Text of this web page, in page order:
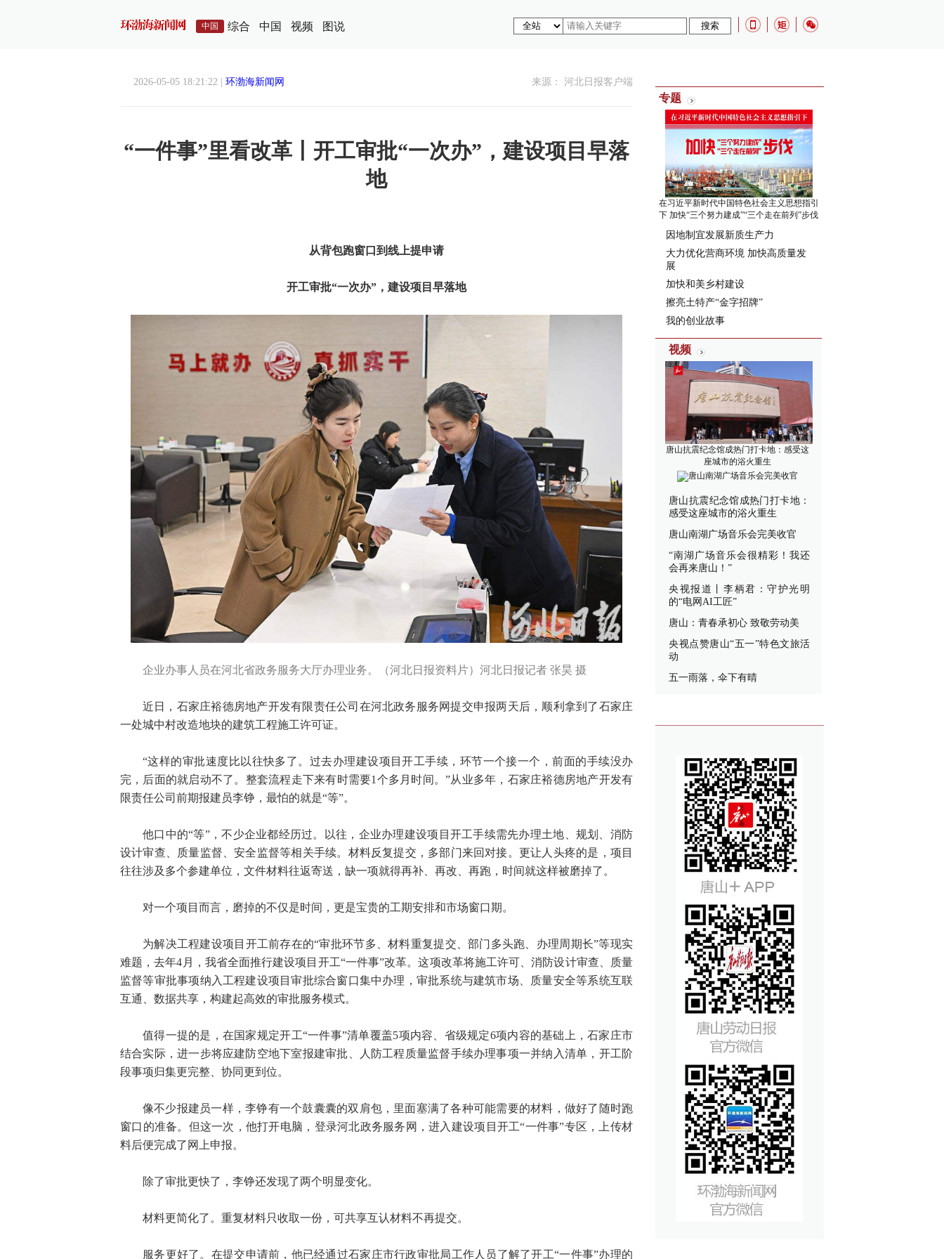
中国 综合 中国 视频 图说
2026-05-05 18:21:22 | 环渤海新闻网 来源： 河北日报客户端
“一件事”里看改革丨开工审批“一次办”，建设项目早落
地
从背包跑窗口到线上提申请
开工审批“一次办”，建设项目早落地
企业办事人员在河北省政务服务大厅办理业务。（河北日报资料片）河北日报记者 张昊 摄
近日，石家庄裕德房地产开发有限责任公司在河北政务服务网提交申报两天后，顺利拿到了石家庄
一处城中村改造地块的建筑工程施工许可证。
“这样的审批速度比以往快多了。过去办理建设项目开工手续，环节一个接一个，前面的手续没办
完，后面的就启动不了。整套流程走下来有时需要1个多月时间。”从业多年，石家庄裕德房地产开发有
限责任公司前期报建员李铮，最怕的就是“等”。
他口中的“等”，不少企业都经历过。以往，企业办理建设项目开工手续需先办理土地、规划、消防
设计审查、质量监督、安全监督等相关手续。材料反复提交，多部门来回对接。更让人头疼的是，项目
往往涉及多个参建单位，文件材料往返寄送，缺一项就得再补、再改、再跑，时间就这样被磨掉了。
对一个项目而言，磨掉的不仅是时间，更是宝贵的工期安排和市场窗口期。
为解决工程建设项目开工前存在的“审批环节多、材料重复提交、部门多头跑、办理周期长”等现实
难题，去年4月，我省全面推行建设项目开工“一件事”改革。这项改革将施工许可、消防设计审查、质量
监督等审批事项纳入工程建设项目审批综合窗口集中办理，审批系统与建筑市场、质量安全等系统互联
互通、数据共享，构建起高效的审批服务模式。
值得一提的是，在国家规定开工“一件事”清单覆盖5项内容、省级规定6项内容的基础上，石家庄市
结合实际，进一步将应建防空地下室报建审批、人防工程质量监督手续办理事项一并纳入清单，开工阶
段事项归集更完整、协同更到位。
像不少报建员一样，李铮有一个鼓囊囊的双肩包，里面塞满了各种可能需要的材料，做好了随时跑
窗口的准备。但这一次，他打开电脑，登录河北政务服务网，进入建设项目开工“一件事”专区，上传材
料后便完成了网上申报。
除了审批更快了，李铮还发现了两个明显变化。
材料更简化了。重复材料只收取一份，可共享互认材料不再提交。
服务更好了。在提交申请前，他已经通过石家庄市行政审批局工作人员了解了开工“一件事”办理的
专题
在习近平新时代中国特色社会主义思想指引
下 加快“三个努力建成”“三个走在前列”步伐
因地制宜发展新质生产力
大力优化营商环境 加快高质量发
展
加快和美乡村建设
擦亮土特产“金字招牌”
我的创业故事
视频
唐山抗震纪念馆成热门打卡地：感受这
座城市的浴火重生
唐山南湖广场音乐会完美收官
唐山抗震纪念馆成热门打卡地：
感受这座城市的浴火重生
唐山南湖广场音乐会完美收官
“南湖广场音乐会很精彩！我还
会再来唐山！”
央视报道丨李柄君：守护光明
的“电网AI工匠”
唐山：青春承初心 致敬劳动美
央视点赞唐山“五一”特色文旅活
动
五一雨落，伞下有晴